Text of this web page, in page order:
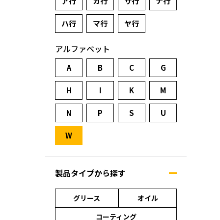
ハ行 マ行 ヤ行
アルファベット
A B C G
H I K M
N P S U
W
製品タイプから探す
グリース
オイル
コーティング